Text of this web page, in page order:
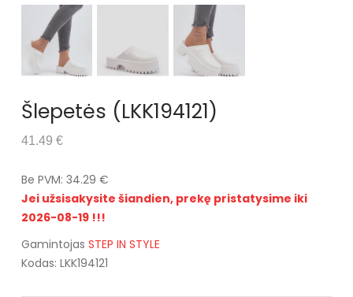
Šlepetės (LKK194121)
41.49 €
Be PVM: 34.29 €
Jei užsisakysite šiandien, prekę pristatysime iki
2026-08-19 !!!
Gamintojas STEP IN STYLE
Kodas: LKK194121